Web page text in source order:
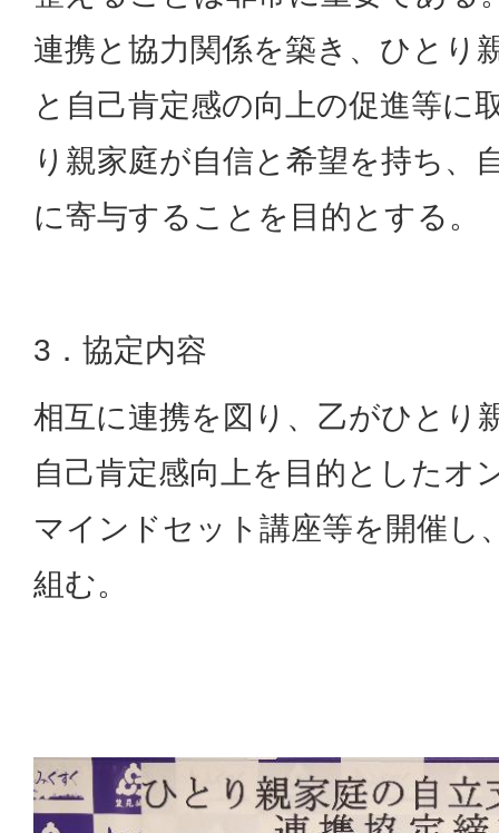
連携と協力関係を築き、ひとり
と自己肯定感の向上の促進等に
り親家庭が自信と希望を持ち、
に寄与することを目的とする。
3．協定内容
相互に連携を図り、乙がひとり
自己肯定感向上を目的としたオ
マインドセット講座等を開催し
組む。